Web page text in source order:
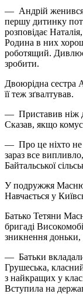
— Андрій женився
першу дитинку
розповідає
Родина в них
роботящий.
зробити.
Двоюрідна сестра
її теж зґвалтував.
— Приставив ніж
Сказав, якщо
— Про це ніхто не
зараз все
Байтальської
У подружжя
Навчається у
Батько Тетяни
бригаді
зникнення
— Батьки
Грушеська,
з найкращих у
Вступила на